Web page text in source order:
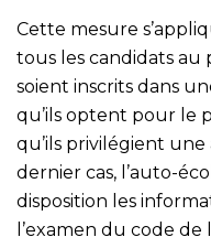
Cette mesure
tous les candidats au
soient inscrits dans
qu’ils optent pour le
qu’ils privilégient
dernier cas, l’auto-
disposition les
l’examen du code